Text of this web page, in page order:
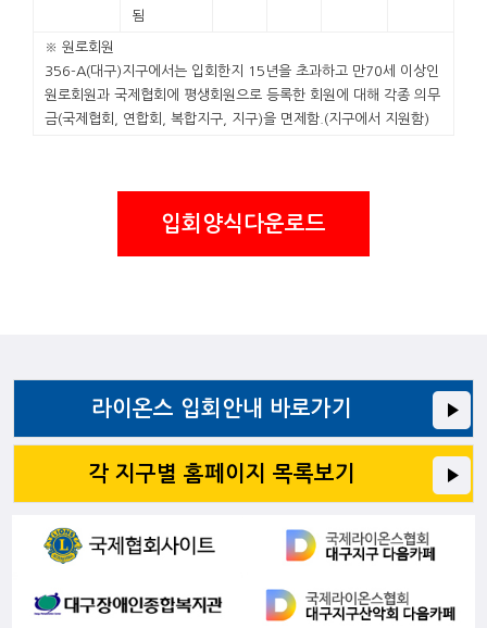
됨
※ 원로회원
356-A(대구)지구에서는 입회한지 15년을 초과하고 만70세 이상인
원로회원과 국제협회에 평생회원으로 등록한 회원에 대해 각종 의무
금(국제협회, 연합회, 복합지구, 지구)을 면제함.(지구에서 지원함)
입회양식다운로드
라이온스 입회안내 바로가기
각 지구별 홈페이지 목록보기